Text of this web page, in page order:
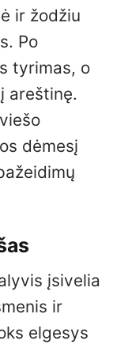
ir žodžiu
Po
tyrimas, o
areštinę.
dėmesį
įsivelia
ir
elgesys